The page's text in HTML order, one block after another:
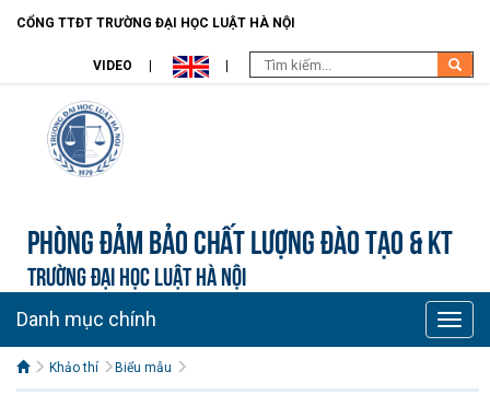
CỔNG TTĐT TRƯỜNG ĐẠI HỌC LUẬT HÀ NỘI
VIDEO
Phòng Đảm bảo chất lượng đào tạo & KT
TRƯỜNG ĐẠI HỌC LUẬT HÀ NỘI
Toggle
Danh mục chính
Khảo thí Biểu mẫu